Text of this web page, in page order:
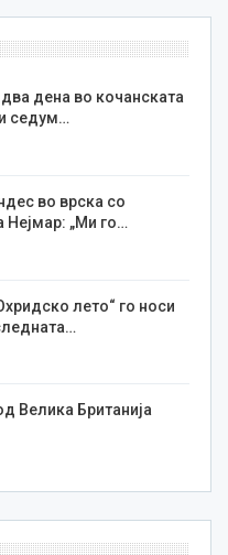
дена во кочанската
седум…
во врска со
Нејмар: „Ми го…
лето“ го носи
Велика Британија